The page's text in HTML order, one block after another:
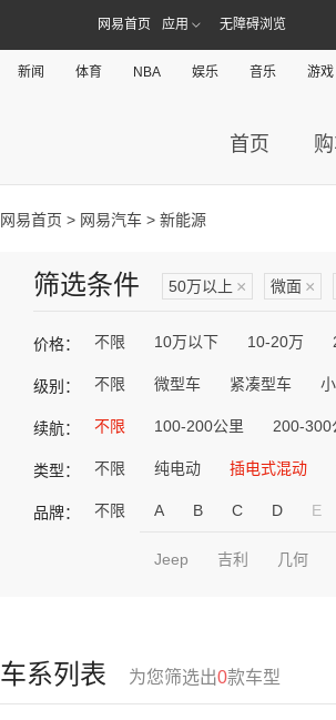
网易首页 应用 无障碍浏览
新闻 体育 NBA 娱乐 音乐 游戏
首页
网易首页 > 网易汽车 > 新能源
筛选条件 50万以上 × 微面 ×
价格： 不限 10万以下 10-20万
级别： 不限 微型车 紧凑型车
续航： 不限 100-200公里 200-300
类型： 不限 纯电动 插电式混动
品牌： 不限 A B C D E
Jeep 吉利 几何
车系列表 为您筛选出0款车型